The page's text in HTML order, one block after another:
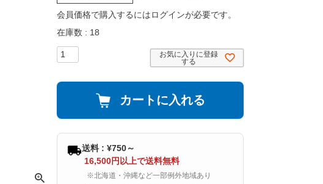
会員価格で購入するにはログインが必要です。
在庫数
18
お気に入りに登録
する
カートに入れる
送料 : ¥750～
16,500円以上で送料無料
※北海道・沖縄など一部例外地域あり